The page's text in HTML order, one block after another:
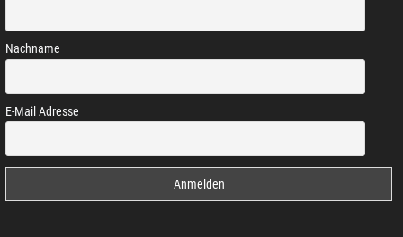
Nachname
E-Mail Adresse